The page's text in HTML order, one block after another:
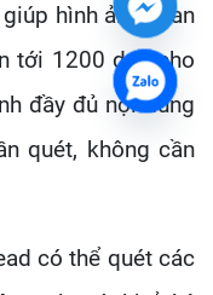
giúp hình ảnh scan
tới 1200 dpi, cho
đầy đủ nội dung
quét, không cần
có thể quét các